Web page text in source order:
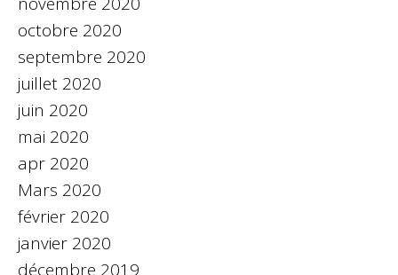
octobre 2020
septembre 2020
juillet 2020
juin 2020
mai 2020
apr 2020
Mars 2020
février 2020
janvier 2020
décembre 2019